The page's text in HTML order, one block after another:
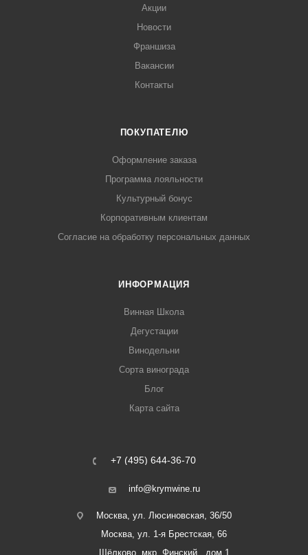
Акции
Новости
Франшиза
Вакансии
Контакты
ПОКУПАТЕЛЮ
Оформление заказа
Программа лояльности
Культурный бонус
Корпоративным клиентам
Согласие на обработку персональных данных
ИНФОРМАЦИЯ
Винная Школа
Дегустации
Винодельни
Сорта винограда
Блог
Карта сайта
+7 (495) 644-36-70
info@krymwine.ru
Москва, ул. Люсиновская, 36/50
Москва, ул. 1-я Брестская, 66
Щёлково, мкр. Финский , дом 1